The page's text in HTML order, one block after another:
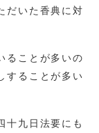
だいた香典に対
ることが多いの
することが多い
十九日法要にも